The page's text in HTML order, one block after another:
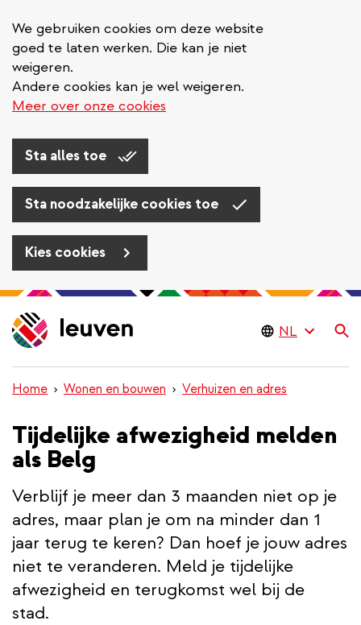
We gebruiken cookies om deze website
goed te laten werken. Die kan je niet
weigeren.
Andere cookies kan je wel weigeren.
Meer over onze cookies
Sta alles toe
Sta noodzakelijke cookies toe
Kies cookies
Overslaan
en
naar
inhoud
gaan
Home Wonen en bouwen Verhuizen en adres
Tijdelijke afwezigheid melden
als Belg
Verblijf je meer dan 3 maanden niet op je
adres, maar plan je om na minder dan 1
jaar terug te keren? Dan hoef je jouw adres
niet te veranderen. Meld je tijdelijke
afwezigheid en terugkomst wel bij de
stad.